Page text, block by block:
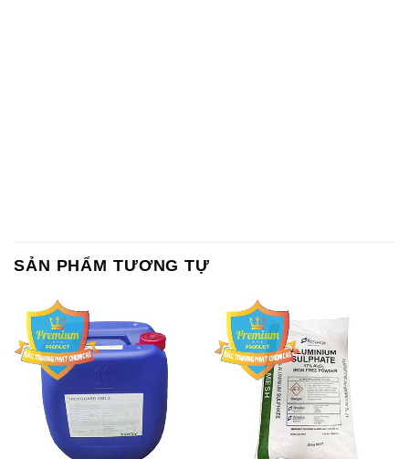
Chất Bảo Quản CMIT Thái
Lan Thailand
Phèn Nhôm – Al2(SO4)3 17%
Ấn Độ India